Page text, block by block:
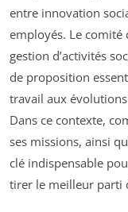
entre innovation
employés. Le comité
gestion d’activités
de proposition
travail aux
Dans ce contexte,
ses missions, ainsi
clé indispensable
tirer le meilleur parti